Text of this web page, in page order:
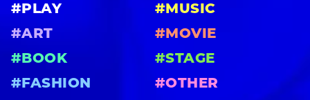
#PLAY
#MUSIC
#ART
#MOVIE
#BOOK
#STAGE
#FASHION
#OTHER